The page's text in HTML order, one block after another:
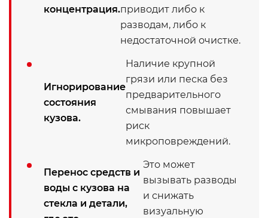
концентрация.приводит либо к
разводам, либо к
недостаточной очистке.
Игнорирование
состояния
кузова.
Наличие крупной
грязи или песка без
предварительного
смывания повышает
риск
микроповреждений.
Перенос средств и
воды с кузова на
стекла и детали,
Это может
вызывать разводы
и снижать
визуальную